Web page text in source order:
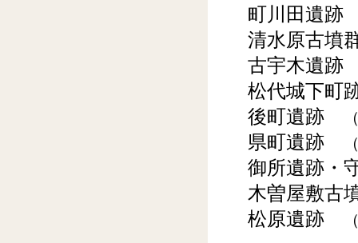
町川田遺
清水原古
古宇木遺
松代城下町
後町遺跡
県町遺跡
御所遺跡
木曽屋敷
松原遺跡